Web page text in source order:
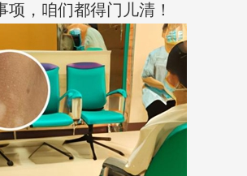
项，咱们都得门儿清！